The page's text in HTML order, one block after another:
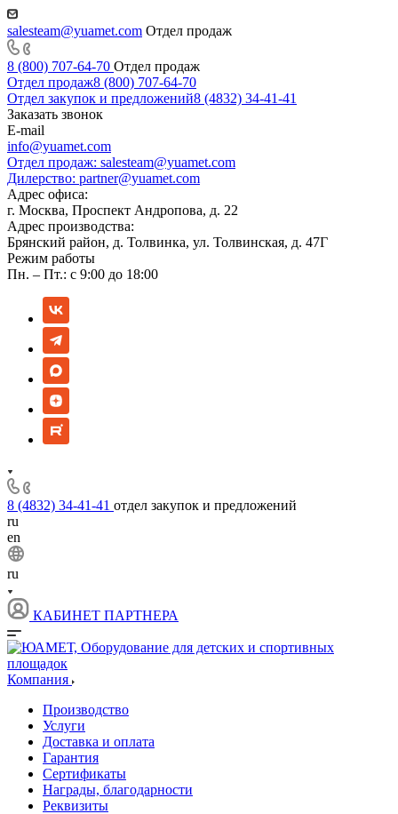
salesteam@yuamet.com Отдел продаж
8 (800) 707-64-70 Отдел продаж
Отдел продаж8 (800) 707-64-70
Отдел закупок и предложений8 (4832) 34-41-41
Заказать звонок
E-mail
info@yuamet.com
Отдел продаж: salesteam@yuamet.com
Дилерство: partner@yuamet.com
Адрес офиса:
г. Москва, Проспект Андропова, д. 22
Адрес производства:
Брянский район, д. Толвинка, ул. Толвинская, д. 47Г
Режим работы
Пн. – Пт.: с 9:00 до 18:00
8 (4832) 34-41-41 отдел закупок и предложений
ru
en
ru
КАБИНЕТ ПАРТНЕРА
Компания
Производство
Услуги
Доставка и оплата
Гарантия
Сертификаты
Награды, благодарности
Реквизиты